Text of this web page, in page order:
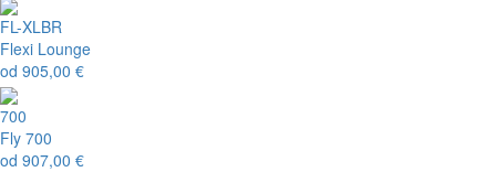
FL-XLBR
Flexi Lounge
od 905,00 €
700
Fly 700
od 907,00 €